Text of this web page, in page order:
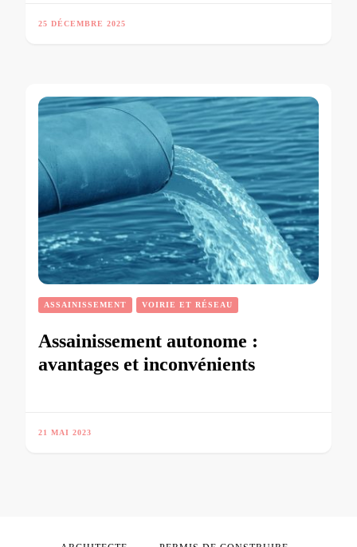
25 DÉCEMBRE 2025
ASSAINISSEMENT VOIRIE ET RÉSEAU
Assainissement autonome :
avantages et inconvénients
21 MAI 2023